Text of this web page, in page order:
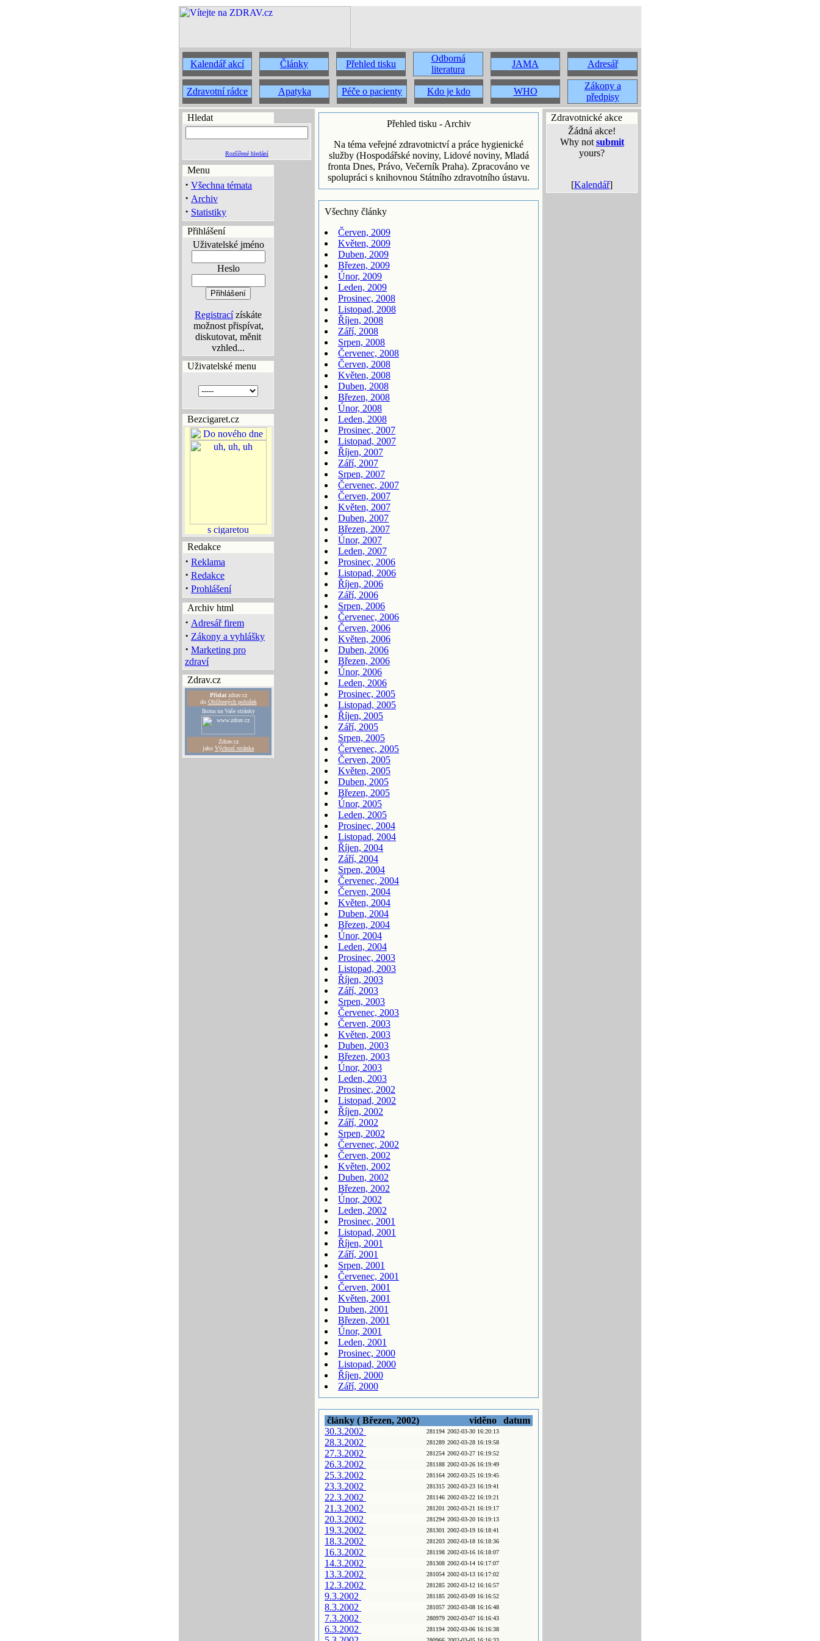
Kalendář akcí Články Přehled tisku
Odborná
literatura
JAMA Adresář
Zdravotní rádce Apatyka Péče o pacienty Kdo je kdo WHO
Zákony a
předpisy
Hledat
Rozšířené hledání
Menu
· Všechna témata
· Archiv
· Statistiky
Přihlášení
Uživatelské jméno
Heslo
Registracízískáte
možnost přispívat,
diskutovat, měnit
vzhled...
Uživatelské menu
Bezcigaret.cz
Redakce
· Reklama
· Redakce
· Prohlášení
Archiv html
· Adresář firem
· Zákony a vyhlášky
· Marketing pro
zdraví
Zdrav.cz
Přidatzdrav.cz
do Oblíbených položek
Ikona na Vaše stránky
Zdrav.cz
jako Výchozí stránka
Přehled tisku - Archiv
Na téma veřejné zdravotnictví a práce hygienické
služby (Hospodářské noviny, Lidové noviny, Mladá
fronta Dnes, Právo, Večerník Praha). Zpracováno ve
spolupráci s knihovnou Státního zdravotního ústavu.
Všechny články
Červen, 2009
Květen, 2009
Duben, 2009
Březen, 2009
Únor, 2009
Leden, 2009
Prosinec, 2008
Listopad, 2008
Říjen, 2008
Září, 2008
Srpen, 2008
Červenec, 2008
Červen, 2008
Květen, 2008
Duben, 2008
Březen, 2008
Únor, 2008
Leden, 2008
Prosinec, 2007
Listopad, 2007
Říjen, 2007
Září, 2007
Srpen, 2007
Červenec, 2007
Červen, 2007
Květen, 2007
Duben, 2007
Březen, 2007
Únor, 2007
Leden, 2007
Prosinec, 2006
Listopad, 2006
Říjen, 2006
Září, 2006
Srpen, 2006
Červenec, 2006
Červen, 2006
Květen, 2006
Duben, 2006
Březen, 2006
Únor, 2006
Leden, 2006
Prosinec, 2005
Listopad, 2005
Říjen, 2005
Září, 2005
Srpen, 2005
Červenec, 2005
Červen, 2005
Květen, 2005
Duben, 2005
Březen, 2005
Únor, 2005
Leden, 2005
Prosinec, 2004
Listopad, 2004
Říjen, 2004
Září, 2004
Srpen, 2004
Červenec, 2004
Červen, 2004
Květen, 2004
Duben, 2004
Březen, 2004
Únor, 2004
Leden, 2004
Prosinec, 2003
Listopad, 2003
Říjen, 2003
Září, 2003
Srpen, 2003
Červenec, 2003
Červen, 2003
Květen, 2003
Duben, 2003
Březen, 2003
Únor, 2003
Leden, 2003
Prosinec, 2002
Listopad, 2002
Říjen, 2002
Září, 2002
Srpen, 2002
Červenec, 2002
Červen, 2002
Květen, 2002
Duben, 2002
Březen, 2002
Únor, 2002
Leden, 2002
Prosinec, 2001
Listopad, 2001
Říjen, 2001
Září, 2001
Srpen, 2001
Červenec, 2001
Červen, 2001
Květen, 2001
Duben, 2001
Březen, 2001
Únor, 2001
Leden, 2001
Prosinec, 2000
Listopad, 2000
Říjen, 2000
Září, 2000
články ( Březen, 2002) viděno
datum
30.3.2002
281194 2002-03-30 16:20:13
28.3.2002 281289 2002-03-28 16:19:58
27.3.2002 281254 2002-03-27 16:19:52
26.3.2002 281188 2002-03-26 16:19:49
25.3.2002 281164 2002-03-25 16:19:45
23.3.2002 281315 2002-03-23 16:19:41
22.3.2002 281146 2002-03-22 16:19:21
21.3.2002 281201 2002-03-21 16:19:17
20.3.2002 281294 2002-03-20 16:19:13
19.3.2002 281301 2002-03-19 16:18:41
18.3.2002 281203 2002-03-18 16:18:36
16.3.2002 281198 2002-03-16 16:18:07
14.3.2002 281308 2002-03-14 16:17:07
13.3.2002 281054 2002-03-13 16:17:02
12.3.2002 281285 2002-03-12 16:16:57
9.3.2002 281185 2002-03-09 16:16:52
8.3.2002 281057 2002-03-08 16:16:48
7.3.2002 280979 2002-03-07 16:16:43
6.3.2002 281194 2002-03-06 16:16:38
Zdravotnické akce
Žádná akce!
Why not submit
yours?
[Kalendář]